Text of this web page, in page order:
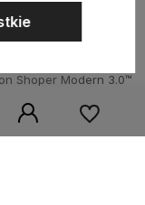
Shoper Modern 3.0™